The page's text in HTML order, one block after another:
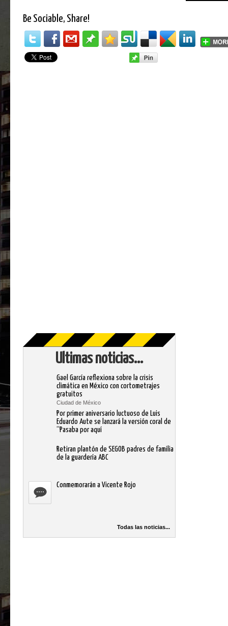
Be Sociable, Share!
Ultimas noticias...
Gael García reflexiona sobre la crisis
climática en México con cortometrajes
gratuitos
Ciudad de México
Por primer aniversario luctuoso de Luis
Eduardo Aute se lanzará la versión coral de
“Pasaba por aquí
Retiran plantón de SEGOB padres de familia
de la guardería ABC
Conmemorarán a Vicente Rojo
Todas las noticias...